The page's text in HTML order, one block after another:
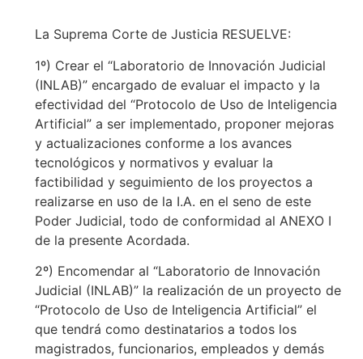
La Suprema Corte de Justicia RESUELVE:
1º) Crear el “Laboratorio de Innovación Judicial
(INLAB)” encargado de evaluar el impacto y la
efectividad del “Protocolo de Uso de Inteligencia
Artificial” a ser implementado, proponer mejoras
y actualizaciones conforme a los avances
tecnológicos y normativos y evaluar la
factibilidad y seguimiento de los proyectos a
realizarse en uso de la I.A. en el seno de este
Poder Judicial, todo de conformidad al ANEXO I
de la presente Acordada.
2º) Encomendar al “Laboratorio de Innovación
Judicial (INLAB)” la realización de un proyecto de
“Protocolo de Uso de Inteligencia Artificial” el
que tendrá como destinatarios a todos los
magistrados, funcionarios, empleados y demás